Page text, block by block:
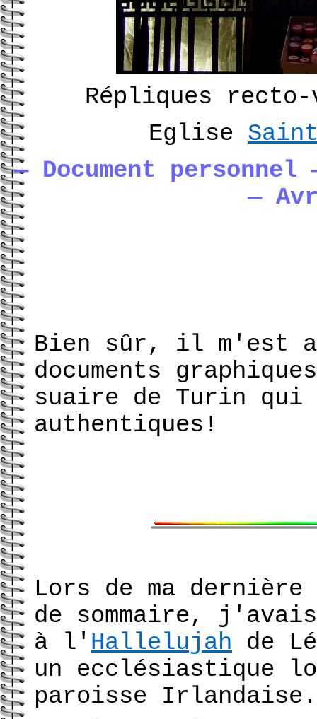
Répliques
Eglise
— Document
—
Bien sûr, il m'est
documents
suaire de Turin qui
authentiques!
Lors de ma
de sommaire,
à l' Hallelujah de
un ecclésiastique
paroisse Irlandaise.